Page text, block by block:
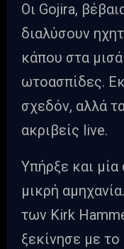
Οι Gojira,
διαλύσουν
κάπου στα
ωτοασπίδες.
σχεδόν, αλλά
ακριβείς live.
Υπήρξε και
μικρή
των Kirk
ξεκίνησε με